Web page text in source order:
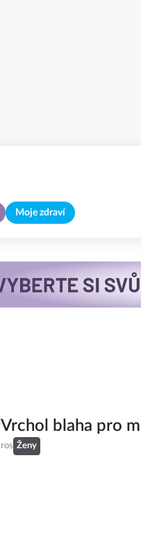
Moje zdraví
Vrchol blaha pro
ros Ženy